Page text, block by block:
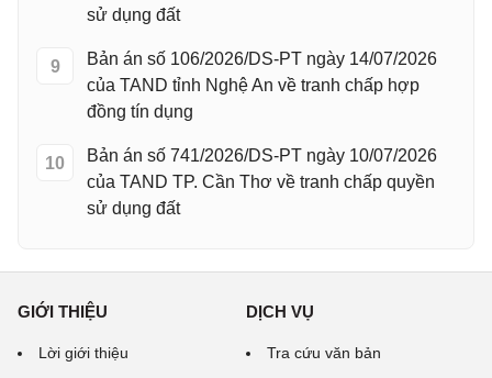
sử dụng đất
9
Bản án số 106/2026/DS-PT ngày 14/07/2026
của TAND tỉnh Nghệ An về tranh chấp hợp
đồng tín dụng
10
Bản án số 741/2026/DS-PT ngày 10/07/2026
của TAND TP. Cần Thơ về tranh chấp quyền
sử dụng đất
GIỚI THIỆU
Lời giới thiệu
DỊCH VỤ
Tra cứu văn bản